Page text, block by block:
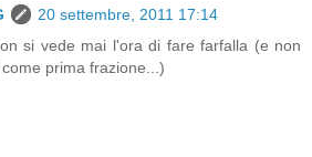
20 settembre, 2011 17:14
si vede mai l'ora di fare farfalla (e non
prima frazione...)